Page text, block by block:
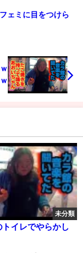
ェミに目をつけら
ｗ
未分類
イレでやらかし